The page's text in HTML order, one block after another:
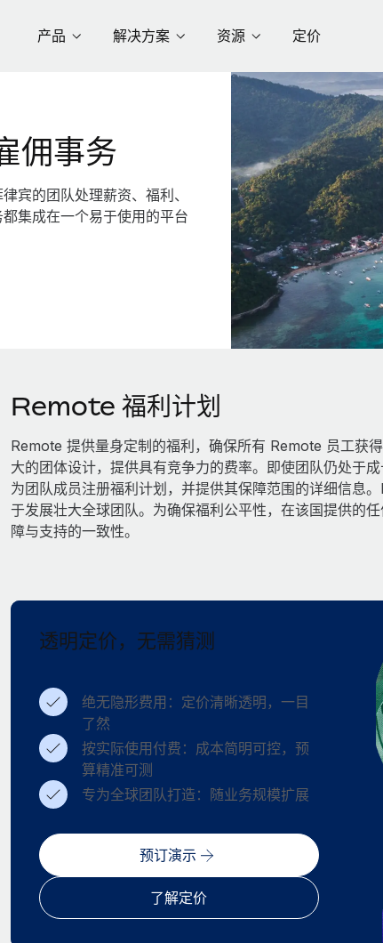
产品 解决方案 资源 定价
佣事务
宾的团队处理薪资、福利、
集成在一个易于使用的平台
Remote 福利计划
Remote 提供量身定制的福利，确保所有 Remote 员工获
大的团体设计，提供具有竞争力的费率。即使团队仍处于
为团队成员注册福利计划，并提供其保障范围的详细信息
于发展壮大全球团队。为确保福利公平性，在该国提供的
障与支持的一致性。
透明定价，无需猜测
绝无隐形费用：定价清晰透明，一目
了然
按实际使用付费：成本简明可控，预
算精准可测
专为全球团队打造：随业务规模扩展
预订演示
了解定价